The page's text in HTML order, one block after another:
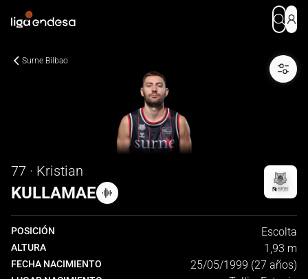
Surne Bilbao
77 · Kristian
KULLAMAE
POSICIÓN Escolta
ALTURA 1,93 m
FECHA NACIMIENTO 25/05/1999 (27 años)